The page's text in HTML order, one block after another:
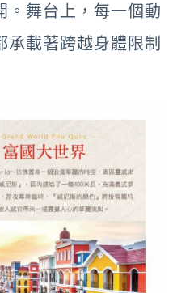
。舞台上，每一個動
載著跨越身體限制